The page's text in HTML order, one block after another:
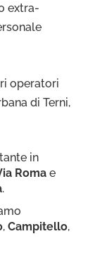
extra-
operatori
di Terni,
in
Roma e
.
,Campitello,